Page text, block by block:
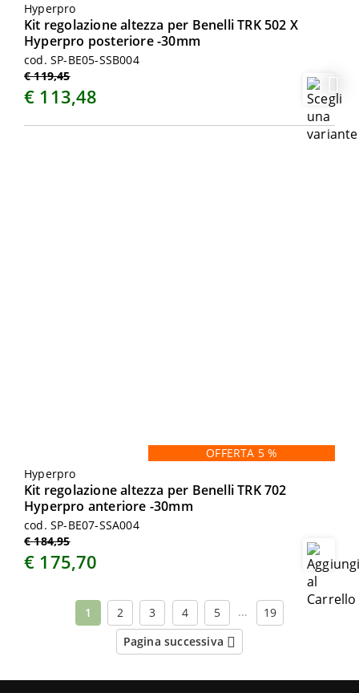
Hyperpro
Kit regolazione altezza per Benelli TRK 502 X
Hyperpro posteriore -30mm
cod. SP-BE05-SSB004
€ 119,45
€ 113,48
OFFERTA 5 %
Hyperpro
Kit regolazione altezza per Benelli TRK 702
Hyperpro anteriore -30mm
cod. SP-BE07-SSA004
€ 184,95
€ 175,70
1 2 3 4 5 …
19
Pagina successiva